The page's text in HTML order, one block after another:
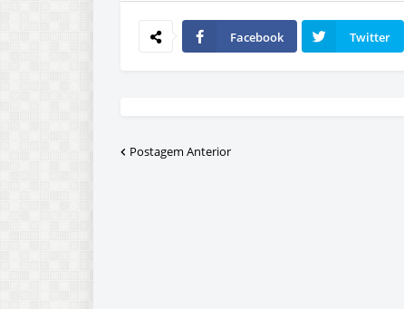
Facebook Twitter
Postagem Anterior